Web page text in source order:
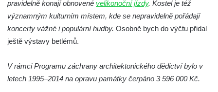
Kaple Panny Marie v Kunčicích nad Labem
Hrobová kaple na hřbitově v Rychnově u
Jablonce nad Nisou
Výklenková kaple u rozcestí u domu čp. 42
pravidelně konají obnovené velikonoční jízdy. Kostel je též
významným kulturním místem, kde se nepravidelně pořádají
koncerty vážné i populární hudby. Osobně bych do výčtu přidal
ještě výstavy betlémů.
V rámci Programu záchrany architektonického dědictví bylo v
letech 1995–2014 na opravu památky čerpáno 3 596 000 Kč.